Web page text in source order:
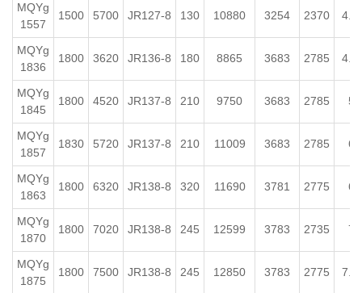
MQYg
1557
1500 5700 JR127-8 130 10880 3254 2370 4.5
MQYg
1836
1800 3620 JR136-8 180 8865 3683 2785 4.5
MQYg
1845
1800 4520 JR137-8 210 9750 3683 2785
MQYg
1857
1830 5720 JR137-8 210 11009 3683 2785
MQYg
1863
1800 6320 JR138-8 320 11690 3781 2775
MQYg
1870
1800 7020 JR138-8 245 12599 3783 2735
MQYg
1875
1800 7500 JR138-8 245 12850 3783 2775 7.5